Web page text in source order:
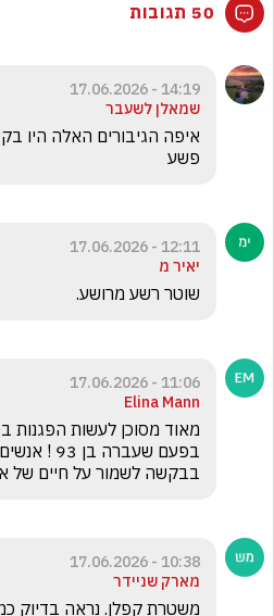
50 תגובות
14:19 - 17.06.2026
שמאלן לשעבר
פשע
12:11 - 17.06.2026
יאיר מ
שוטר רשע מרושע.
11:06 - 17.06.2026
Elina Mann
בבקשה לשמור על חיים של
10:38 - 17.06.2026
מארק שניידר